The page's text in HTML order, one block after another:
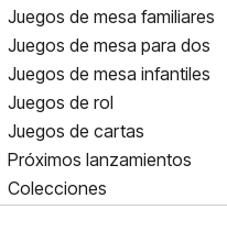
Juegos de mesa familiares
Juegos de mesa para dos
Juegos de mesa infantiles
Juegos de rol
Juegos de cartas
Próximos lanzamientos
Colecciones